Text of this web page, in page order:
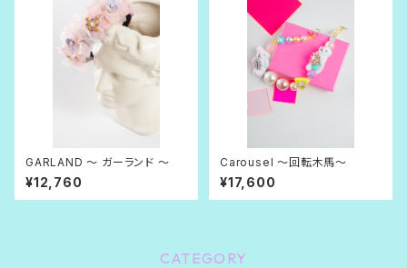
GARLAND 〜 ガーランド 〜
¥12,760
Carousel 〜回転木馬〜
¥17,600
CATEGORY